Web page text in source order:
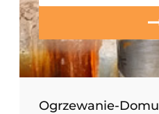
Ogrzewanie-Domu